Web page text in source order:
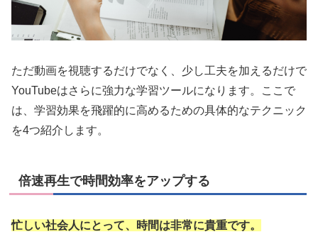
ただ動画を視聴するだけでなく、少し工夫を加えるだけで
YouTubeはさらに強力な学習ツールになります。ここで
は、学習効果を飛躍的に高めるための具体的なテクニック
を4つ紹介します。
倍速再生で時間効率をアップする
忙しい社会人にとって、時間は非常に貴重です。